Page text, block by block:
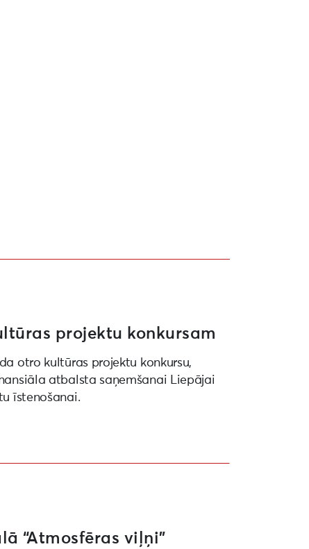
projektu konkursam
otro kultūras projektu konkursu,
atbalsta saņemšanai Liepājai
īstenošanai.
“Atmosfēras viļņi”